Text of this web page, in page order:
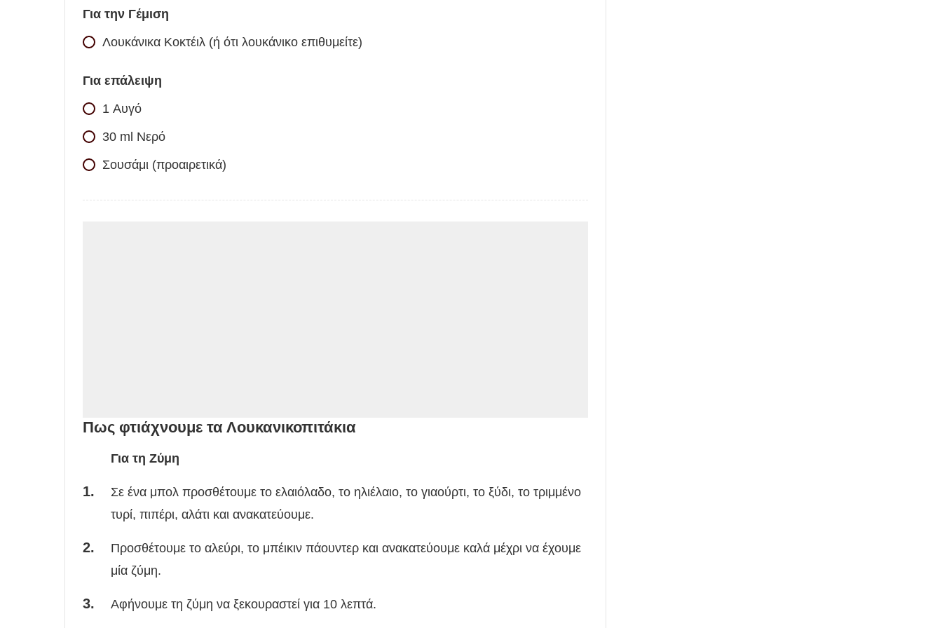
Για την Γέμιση
Λουκάνικα Κοκτέιλ (ή ότι λουκάνικο επιθυμείτε)
Για επάλειψη
1 Αυγό
30 ml Νερό
Σουσάμι (προαιρετικά)
Πως φτιάχνουμε τα Λουκανικοπιτάκια
Για τη Ζύμη
Σε ένα μπολ προσθέτουμε το ελαιόλαδο, το ηλιέλαιο, το γιαούρτι, το ξύδι, το τριμμένο
τυρί, πιπέρι, αλάτι και ανακατεύουμε.
Προσθέτουμε το αλεύρι, το μπέικιν πάουντερ και ανακατεύουμε καλά μέχρι να έχουμε
μία ζύμη.
Αφήνουμε τη ζύμη να ξεκουραστεί για 10 λεπτά.